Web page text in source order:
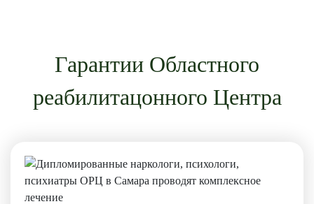
Гарантии Областного
реабилитацонного Центра